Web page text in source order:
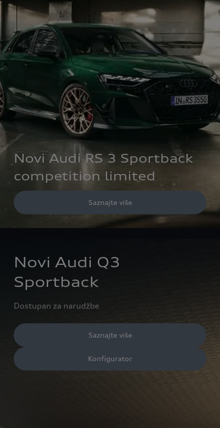
Novi Audi RS 3 Sportback
competition limited
Saznajte više
Novi Audi Q3
Sportback
Dostupan za narudžbe
Saznajte više
Konfigurator